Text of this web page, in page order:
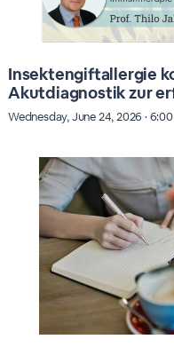
Insektengiftallergie
Akutdiagnostik zur
Wednesday, June 24, 2026 · 6:00